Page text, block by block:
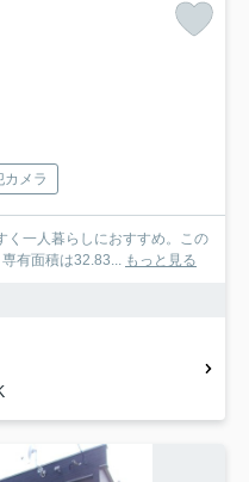
カメラ
く一人暮らしにおすすめ。この
有面積は32.83... もっと見る